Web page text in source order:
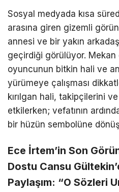
Sosyal medyada kısa
arasına giren gizemli
annesi ve bir yakın
geçirdiği görülüyor. Mekan
oyuncunun bitkin hali ve
yürümeye çalışması
kırılgan hali, takipçilerini
etkilerken; vefatının
bir hüzün sembolüne
Ece İrtem’in Son
Dostu Cansu
Paylaşım: “O Sözleri